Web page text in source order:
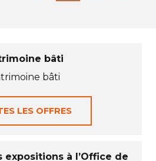
bâti
bâti
LES OFFRES
expositions à l’Office de